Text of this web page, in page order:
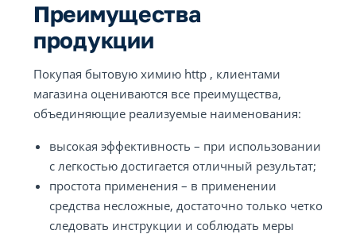
Преимущества
продукции
Покупая бытовую химию http , клиентами
магазина оцениваются все преимущества,
объединяющие реализуемые наименования:
высокая эффективность – при использовании
с легкостью достигается отличный результат;
простота применения – в применении
средства несложные, достаточно только четко
следовать инструкции и соблюдать меры